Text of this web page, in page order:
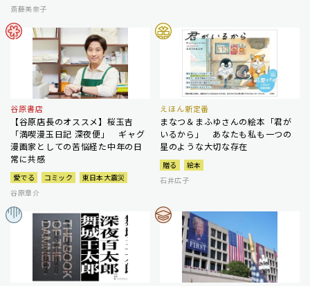
斎藤美奈子
谷原書店
【谷原店長のオススメ】桜玉吉
「満喫漫玉日記 深夜便」 ギャグ
漫画家としての苦悩経た中年の日
常に共感
愛でる コミック
東日本大震災
谷原章介
えほん新定番
まなつ＆まふゆさんの絵本「君が
いるから」 あなたも私も一つの
星のような大切な存在
贈る
絵本
石井広子